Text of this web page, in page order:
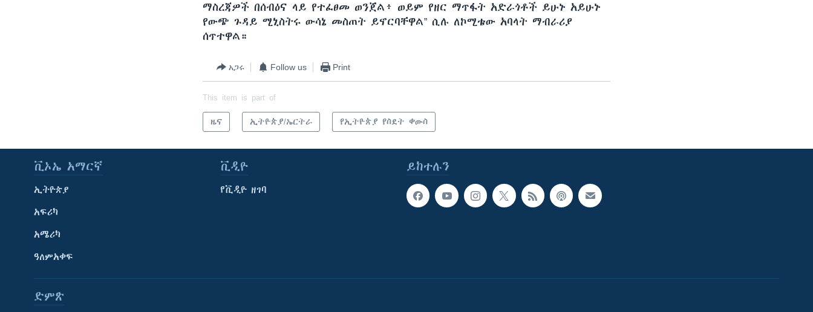
ማስረጃዎች በሰብዕና ላይ የተፈፀመ ወንጀል፥ ወይም የዘር ማጥፋት አድራጎቶች ይሁኑ አይሁኑ
የውጭ ጉዳይ ሚኒስትሩ ውሳኔ መስጠት ይኖርባቸዋል” ሲሉ ለኮሚቴው አባላት ማብራሪያ
ሰጥተዋል።
አጋሩ Follow us Print
This item is part of
ዜና ኢትዮጵያ/ኤርትራ የኢትዮጵያ የስደት ቀውስ
ይከተሉን
ቪኦኤ አማርኛ
ኢትዮጵያ
አፍሪካ
አሜሪካ
ዓለምአቀፍ
ቪዲዮ
የቪዲዮ ዘገባ
ድምጽ